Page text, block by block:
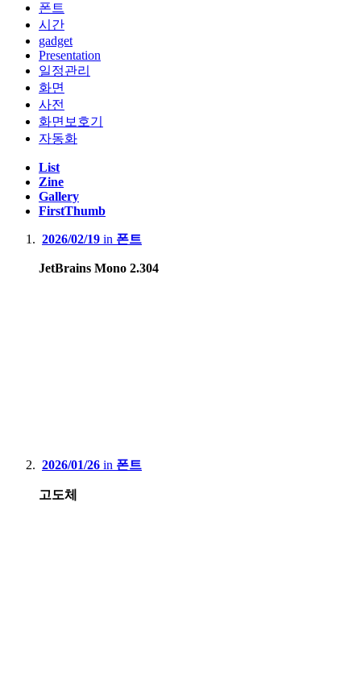
폰트
시간
gadget
Presentation
일정관리
화면
사전
화면보호기
자동화
List
Zine
Gallery
FirstThumb
2026/02/19 in 폰트
JetBrains Mono 2.304
2026/01/26 in 폰트
고도체